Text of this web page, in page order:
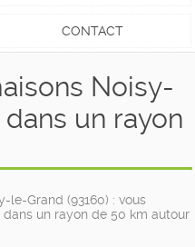
CONTACT
Noisy-
un rayon
le-Grand (93160) : vous
un rayon de 50 km autour